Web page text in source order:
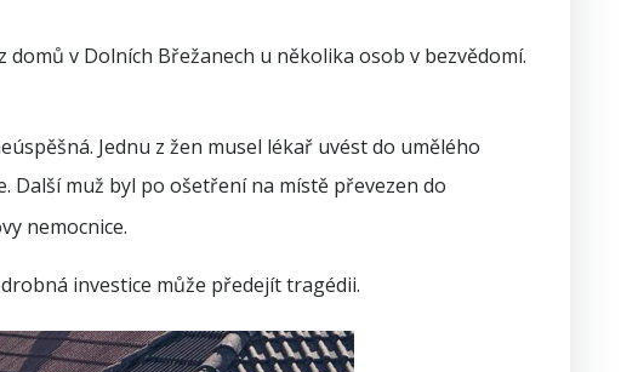
domů v Dolních Břežanech u několika osob v bezvědomí.
Jednu z žen musel lékař uvést do umělého
Další muž byl po ošetření na místě převezen do
nemocnice.
investice může předejít tragédii.